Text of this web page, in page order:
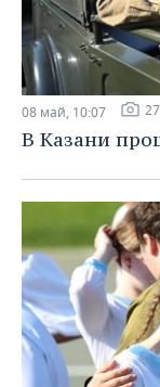
08 май, 10:07 27
В Казани